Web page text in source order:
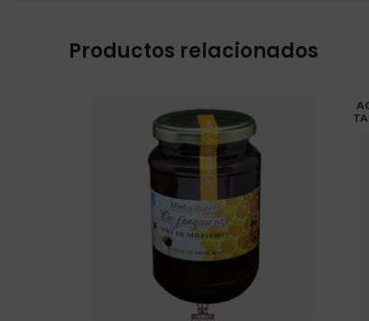
Productos relacionados